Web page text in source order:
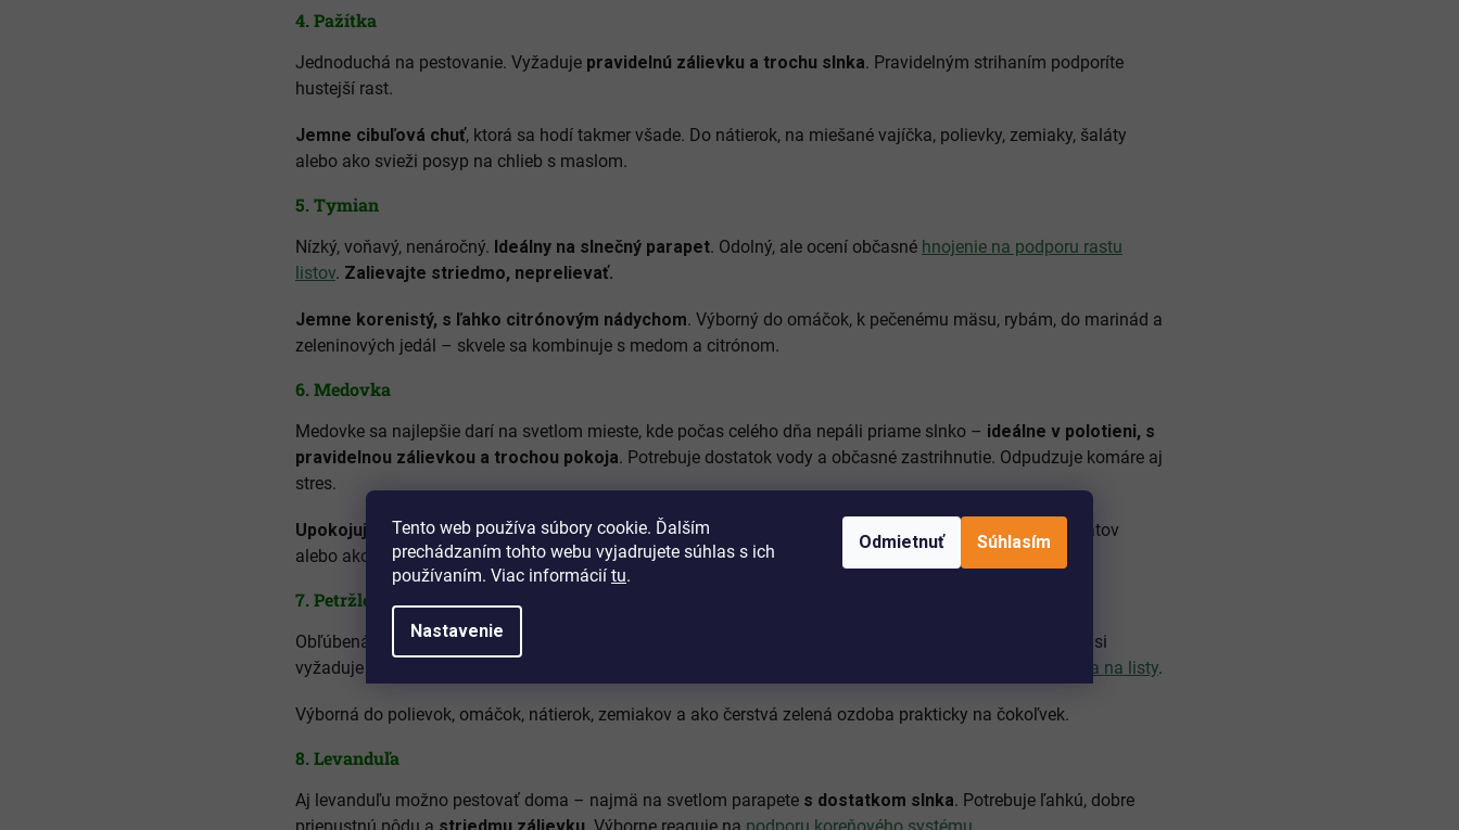
Tento web používa súbory cookie. Ďalším
prechádzaním tohto webu vyjadrujete súhlas s ich
používaním. Viac informácií tu.
Nastavenie
Odmietnuť Súhlasím
4.Pažítka
Jednoduchá na pestovanie. Vyžaduje pravidelnú zálievku a trochu slnka. Pravidelným strihaním podporíte
hustejší rast.
Jemne cibuľová chuť, ktorá sa hodí takmer všade. Do nátierok, na miešané vajíčka, polievky, zemiaky, šaláty
alebo ako svieži posyp na chlieb s maslom.
5.Tymian
Nízký, voňavý, nenáročný. Ideálny na slnečný parapet. Odolný, ale ocení občasné hnojenie na podporu rastu
listov. Zalievajte striedmo, neprelievať.
Jemne korenistý, s ľahko citrónovým nádychom. Výborný do omáčok, k pečenému mäsu, rybám, do marinád a
zeleninových jedál – skvele sa kombinuje s medom a citrónom.
6.Medovka
Medovke sa najlepšie darí na svetlom mieste, kde počas celého dňa nepáli priame slnko – ideálne v polotieni, s
pravidelnou zálievkou a trochou pokoja. Potrebuje dostatok vody a občasné zastrihnutie. Odpudzuje komáre aj
stres.
Upokojujúca bylinka s citrónovým nádychom . Vhodná do čajov na upokojenie, limonád, ovocných šalátov
alebo ako prísada do domácich sirupov a zmrzliny.
7.Petržlen
Obľúbená klasika v slovenskej kuchyni –
. Je to dvojročná rastlina, ktorá si
vyžaduje trochu trpezlivosti. Odvďačí sa silnou chuťou a vysokým obsahom vitamínov. Pomôže jej
výživa na listy.
Výborná do polievok, omáčok, nátierok, zemiakov a ako čerstvá zelená ozdoba prakticky na čokoľvek.
8.Levanduľa
Aj levanduľu možno pestovať doma – najmä na svetlom parapete s dostatkom slnka. Potrebuje ľahkú, dobre
priepustnú pôdu a striedmu zálievku. Výborne reaguje na podporu koreňového systému.